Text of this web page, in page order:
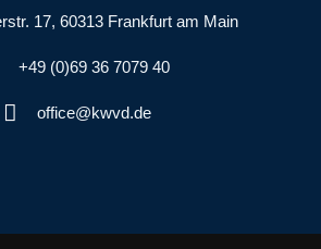
17, 60313 Frankfurt am Main
+49 (0)69 36 7079 40
office@kwvd.de